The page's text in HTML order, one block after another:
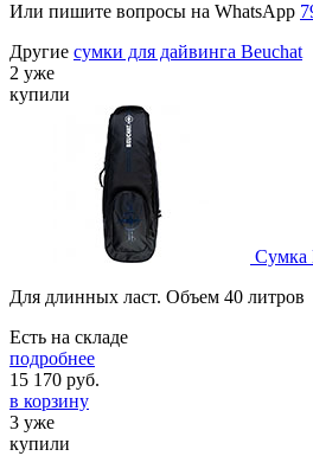
Или пишите вопросы на WhatsApp
Другие сумки для дайвинга Beuchat
2 уже
купили
Сумка
Для длинных ласт. Объем 40 литров
Есть на складе
подробнее
15 170 руб.
в корзину
3 уже
купили